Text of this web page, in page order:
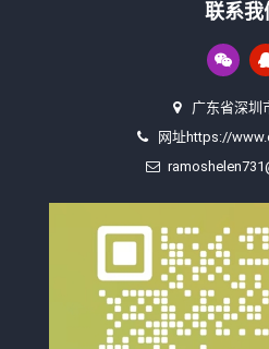
联系我
广东省深圳
网址https://